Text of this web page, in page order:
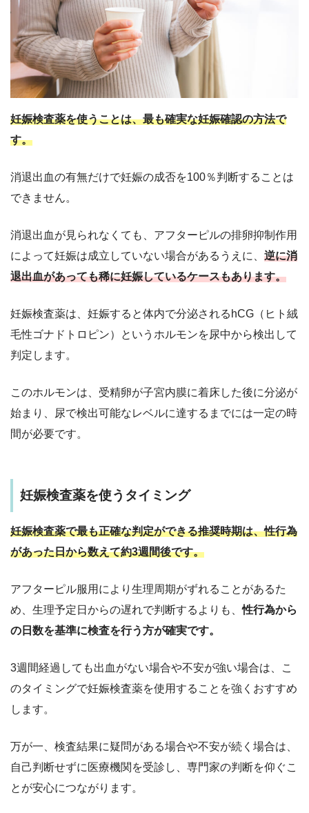
妊娠検査薬を使うことは、最も確実な妊娠確認の方法で
す。
消退出血の有無だけで妊娠の成否を100％判断することは
できません。
消退出血が見られなくても、アフターピルの排卵抑制作用
によって妊娠は成立していない場合があるうえに、 逆に消
退出血があっても稀に妊娠しているケースもあります。
妊娠検査薬は、妊娠すると体内で分泌されるhCG（ヒト絨
毛性ゴナドトロピン）というホルモンを尿中から検出して
判定します。
このホルモンは、受精卵が子宮内膜に着床した後に分泌が
始まり、尿で検出可能なレベルに達するまでには一定の時
間が必要です。
妊娠検査薬を使うタイミング
妊娠検査薬で最も正確な判定ができる推奨時期は、性行為
があった日から数えて約3週間後です。
アフターピル服用により生理周期がずれることがあるた
め、生理予定日からの遅れで判断するよりも、性行為から
の日数を基準に検査を行う方が確実です。
3週間経過しても出血がない場合や不安が強い場合は、こ
のタイミングで妊娠検査薬を使用することを強くおすすめ
します。
万が一、検査結果に疑問がある場合や不安が続く場合は、
自己判断せずに医療機関を受診し、専門家の判断を仰ぐこ
とが安心につながります。